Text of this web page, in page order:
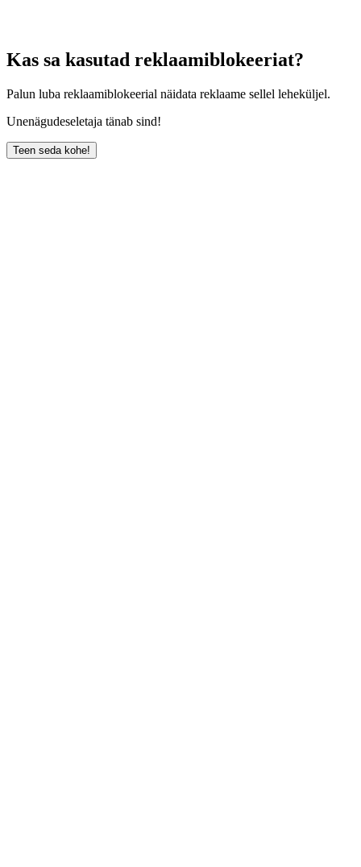
Kas sa kasutad reklaamiblokeeriat?
Palun luba reklaamiblokeerial näidata reklaame sellel leheküljel.
Unenägudeseletaja tänab sind!
Teen seda kohe!